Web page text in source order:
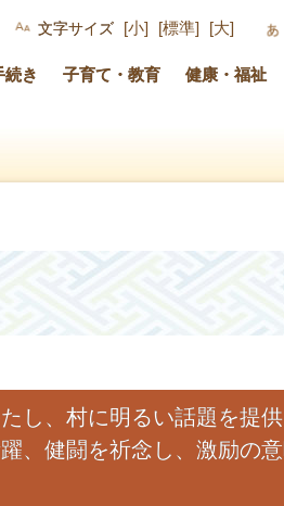
文字サイズ [小] [標準] [大]
続き 子育て・教育 健康・福祉
し、村に明るい話題を提
、健闘を祈念し、激励の